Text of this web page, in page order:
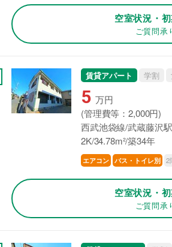
空室状況・
ご質問
賃貸アパート 学割
5 万円
(管理費等：2,000円)
西武池袋線/武蔵藤沢
2K/34.78m²/築34年
エアコン バス・トイレ別 2
空室状況・
ご質問